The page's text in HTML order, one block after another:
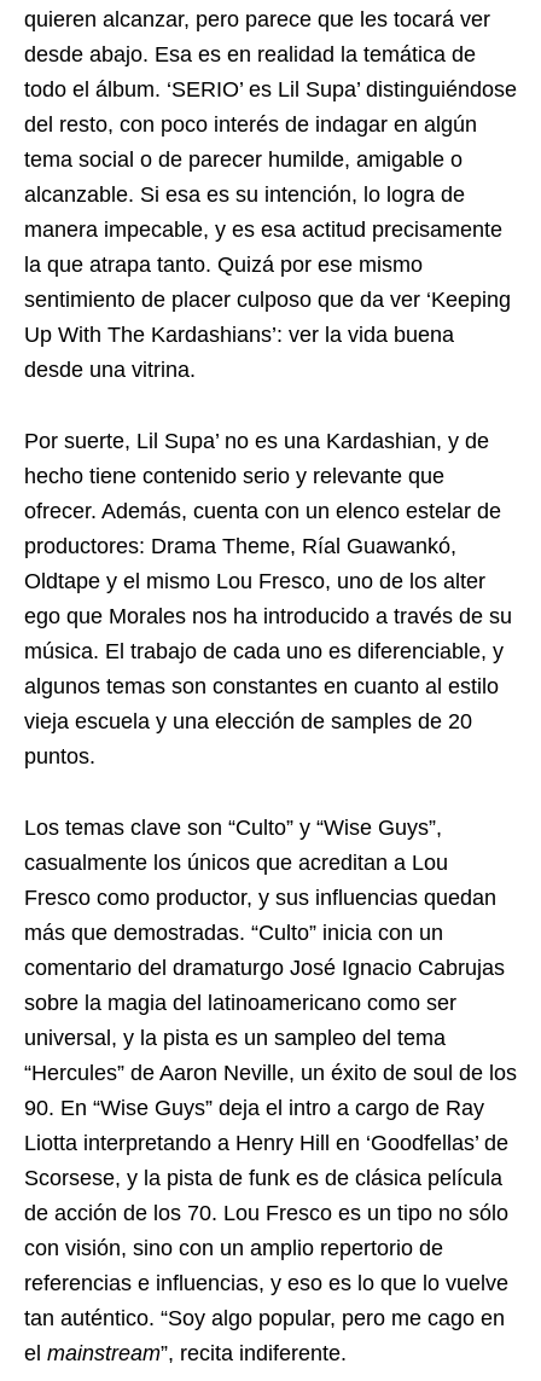
quieren alcanzar, pero parece que les tocará ver
desde abajo. Esa es en realidad la temática de
todo el álbum. ‘SERIO’ es Lil Supa’ distinguiéndose
del resto, con poco interés de indagar en algún
tema social o de parecer humilde, amigable o
alcanzable. Si esa es su intención, lo logra de
manera impecable, y es esa actitud precisamente
la que atrapa tanto. Quizá por ese mismo
sentimiento de placer culposo que da ver ‘Keeping
Up With The Kardashians’: ver la vida buena
desde una vitrina.
Por suerte, Lil Supa’ no es una Kardashian, y de
hecho tiene contenido serio y relevante que
ofrecer. Además, cuenta con un elenco estelar de
productores: Drama Theme, Ríal Guawankó,
Oldtape y el mismo Lou Fresco, uno de los alter
ego que Morales nos ha introducido a través de su
música. El trabajo de cada uno es diferenciable, y
algunos temas son constantes en cuanto al estilo
vieja escuela y una elección de samples de 20
puntos.
Los temas clave son “Culto” y “Wise Guys”,
casualmente los únicos que acreditan a Lou
Fresco como productor, y sus influencias quedan
más que demostradas. “Culto” inicia con un
comentario del dramaturgo José Ignacio Cabrujas
sobre la magia del latinoamericano como ser
universal, y la pista es un sampleo del tema
“Hercules” de Aaron Neville, un éxito de soul de los
90. En “Wise Guys” deja el intro a cargo de Ray
Liotta interpretando a Henry Hill en ‘Goodfellas’ de
Scorsese, y la pista de funk es de clásica película
de acción de los 70. Lou Fresco es un tipo no sólo
con visión, sino con un amplio repertorio de
referencias e influencias, y eso es lo que lo vuelve
tan auténtico. “Soy algo popular, pero me cago en
el mainstream”, recita indiferente.